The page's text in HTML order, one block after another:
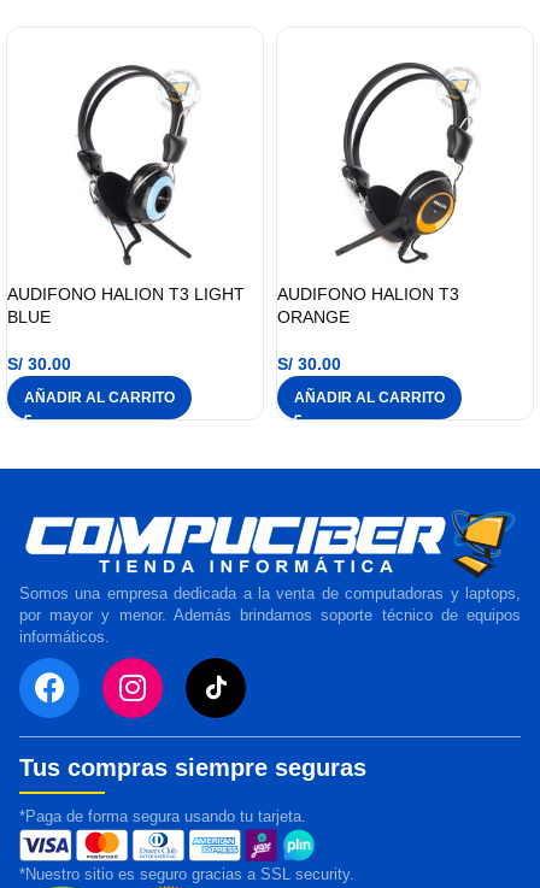
AUDIFONO HALION T3 LIGHT
BLUE
S/ 30.00
AÑADIR AL CARRITO
AUDIFONO HALION T3
ORANGE
S/ 30.00
AÑADIR AL CARRITO
Somos una empresa dedicada a la venta de computadoras y laptops,
por mayor y menor. Además brindamos soporte técnico de equipos
informáticos.
Tus compras siempre seguras
*Paga de forma segura usando tu tarjeta.
*Nuestro sitio es seguro gracias a SSL security.